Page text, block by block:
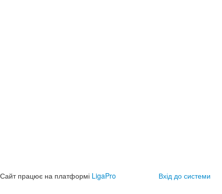
Сайт працює на платформі LigaPro Вхід до системи